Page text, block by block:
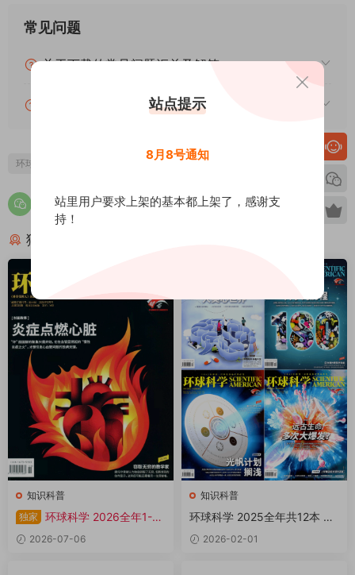
常见问题
关于下载的常见问题汇总及解答
关于本站PDF资源的常见问题汇总及解答
环球科学
猜你喜欢
知识科普
独家
环球科学 2026全年1-12
月共12期 PDF
2026-07-06
知识科普
环球科学 2025全年共12本 PD
F
2026-02-01
站点提示
8月8号通知
站里用户要求上架的基本都上架了，感谢支
持！